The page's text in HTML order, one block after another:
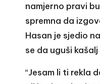
namjerno pravi
spremna da
Hasan je sjedio
se da uguši
“Jesam li ti rekla